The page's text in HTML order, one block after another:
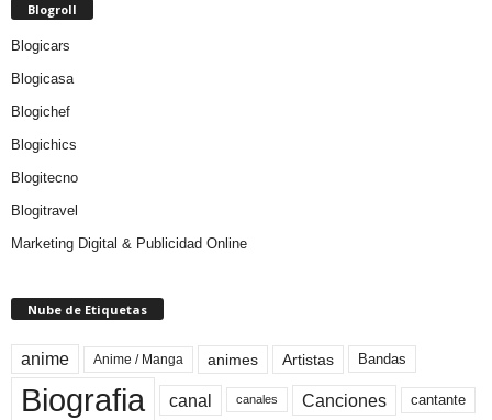
Blogroll
Blogicars
Blogicasa
Blogichef
Blogichics
Blogitecno
Blogitravel
Marketing Digital & Publicidad Online
Nube de Etiquetas
anime Anime / Manga animes Artistas Bandas
Biografia canal canales Canciones cantante